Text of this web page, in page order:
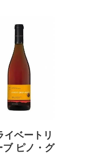
イベートリ
ブ ピノ・グ